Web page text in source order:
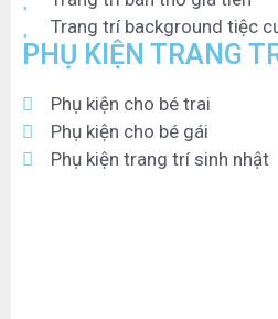
Trang trí background tiệc
PHỤ KIỆN TRANG
Phụ kiện cho bé trai
Phụ kiện cho bé gái
Phụ kiện trang trí sinh nhật